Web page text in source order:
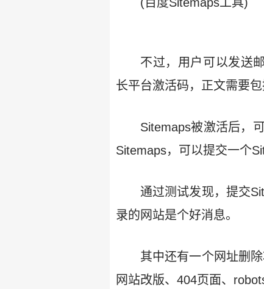
不过，用户可以发送
长平台激活码，正文需要
Sitemaps被激活后，
Sitemaps，可以提交一个
通过测试发现，提交
录的网站是个好消息。
其中还有一个网址删
网站改版、404页面、